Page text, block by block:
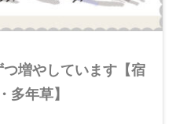
つ増やしています【宿
多年草】